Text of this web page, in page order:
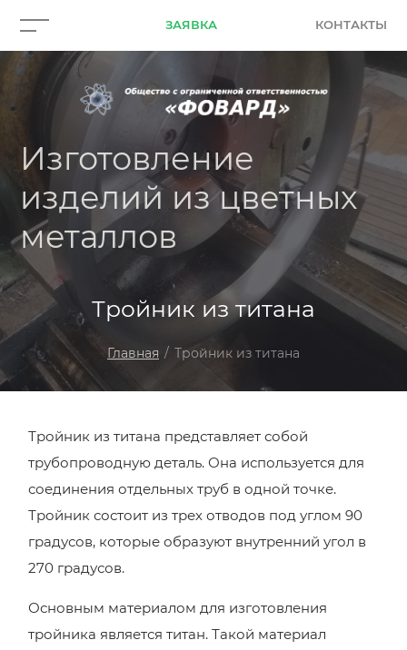
КОНТАКТЫ
ЗАЯВКА
Изготовление
изделий из цветных
металлов
Тройник из титана
Главная / Тройник из титана
Тройник из титана представляет собой
трубопроводную деталь. Она используется для
соединения отдельных труб в одной точке.
Тройник состоит из трех отводов под углом 90
градусов, которые образуют внутренний угол в
270 градусов.
Основным материалом для изготовления
тройника является титан. Такой материал